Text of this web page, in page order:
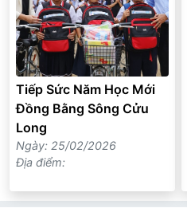
Tiếp Sức Năm Học Mới
Đồng Bằng Sông Cửu
Long
Ngày: 25/02/2026
Địa điểm: